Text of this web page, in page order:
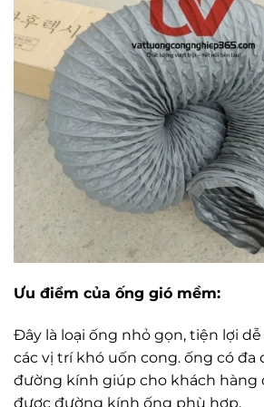
Ưu điểm của ống gió mềm:
Đây là loại ống nhỏ gọn, tiện lợi
các vị trí khó uốn cong. ống có đa
đường kính giúp cho khách hàng
được đường kính ống phù hợp.